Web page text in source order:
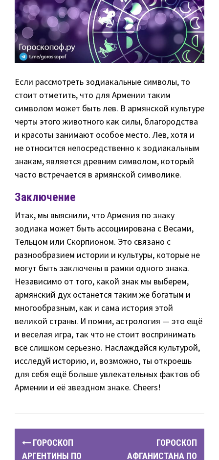
Если рассмотреть зодиакальные символы, то
стоит отметить, что для Армении таким
символом может быть лев. В армянской культуре
черты этого животного как силы, благородства
и красоты занимают особое место. Лев, хотя и
не относится непосредственно к зодиакальным
знакам, является древним символом, который
часто встречается в армянской символике.
Заключение
Итак, мы выяснили, что Армения по знаку
зодиака может быть ассоциирована с Весами,
Тельцом или Скорпионом. Это связано с
разнообразием истории и культуры, которые не
могут быть заключены в рамки одного знака.
Независимо от того, какой знак мы выберем,
армянский дух останется таким же богатым и
многообразным, как и сама история этой
великой страны. И помни, астрология — это ещё
и веселая игра, так что не стоит воспринимать
всё слишком серьезно. Наслаждайся культурой,
исследуй историю, и, возможно, ты откроешь
для себя ещё больше увлекательных фактов об
Армении и её звездном знаке. Cheers!
P
ГОРОСКОП
АРГЕНТИНЫ ПО
ГОРОСКОП
АФГАНИСТАНА ПО